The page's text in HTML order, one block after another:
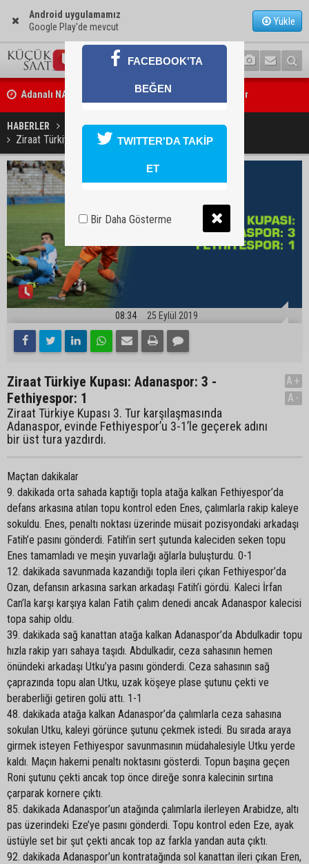
Android uygulamamız
Google Play'de mevcut
Yükle
Adanalı NASA astronotu Deniz Burnham uzaya gidiyor
Kozan’da üreticilere yangın ve anız uyarısı
HABERLER SPOR
Ziraat Türkiye Kupası: Adanaspor: 3 - Fethiyespor: 1
08:34 25 Eylül 2019
Ziraat Türkiye Kupası: Adanaspor: 3 -
Fethiyespor: 1
Ziraat Türkiye Kupası 3. Tur karşılaşmasında
Adanaspor, evinde Fethiyespor’u 3-1’le geçerek adını
bir üst tura yazdırdı.
A+
A-
Maçtan dakikalar
9. dakikada orta sahada kaptığı topla atağa kalkan Fethiyespor’da
defans arkasına atılan topu kontrol eden Enes, çalımlarla rakip kaleye
sokuldu. Enes, penaltı noktası üzerinde müsait pozisyondaki arkadaşı
Fatih’e pasını gönderdi. Fatih’in sert şutunda kaleciden seken topu
Enes tamamladı ve meşin yuvarlağı ağlarla buluşturdu. 0-1
12. dakikada savunmada kazandığı topla ileri çıkan Fethiyespor’da
Ozan, defansın arkasına sarkan arkadaşı Fatih’i gördü. Kaleci İrfan
Can’la karşı karşıya kalan Fatih çalım denedi ancak Adanaspor kalecisi
topa sahip oldu.
39. dakikada sağ kanattan atağa kalkan Adanaspor’da Abdulkadir topu
hızla rakip yarı sahaya taşıdı. Abdulkadir, ceza sahasının hemen
önündeki arkadaşı Utku’ya pasını gönderdi. Ceza sahasının sağ
çaprazında topu alan Utku, uzak köşeye plase şutunu çekti ve
beraberliği getiren golü attı. 1-1
48. dakikada atağa kalkan Adanaspor’da çalımlarla ceza sahasına
sokulan Utku, kaleyi görünce şutunu çekmek istedi. Bu sırada araya
girmek isteyen Fethiyespor savunmasının müdahalesiyle Utku yerde
kaldı. Maçın hakemi penaltı noktasını gösterdi. Topun başına geçen
Roni şutunu çekti ancak top önce direğe sonra kalecinin sırtına
çarparak kornere çıktı.
85. dakikada Adanaspor’un atağında çalımlarla ilerleyen Arabidze, altı
pas üzerindeki Eze’ye pasını gönderdi. Topu kontrol eden Eze, ayak
üstüyle set bir şut çekti ancak top az farkla yandan auta çıktı.
92. dakikada Adanaspor’un kontratağında sol kanattan ileri çıkan Eren,
FACEBOOK'TA
BEĞEN
TWITTER'DA TAKİP
ET
Bir Daha Gösterme